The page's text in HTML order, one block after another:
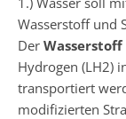
Wasserstoff und
Der Wasserstoff
Hydrogen (LH2)
transportiert
modifizierten